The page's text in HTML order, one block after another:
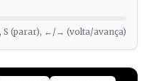
S (parar), ←/→ (volta/avança)